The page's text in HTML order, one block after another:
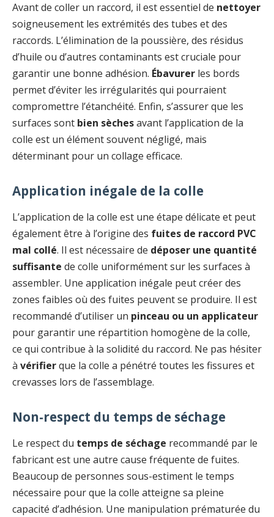
Avant de coller un raccord, il est essentiel de nettoyer
soigneusement les extrémités des tubes et des
raccords. L’élimination de la poussière, des résidus
d’huile ou d’autres contaminants est cruciale pour
garantir une bonne adhésion. Ébavurer les bords
permet d’éviter les irrégularités qui pourraient
compromettre l’étanchéité. Enfin, s’assurer que les
surfaces sont bien sèchesavant l’application de la
colle est un élément souvent négligé, mais
déterminant pour un collage efficace.
Application inégale de la colle
L’application de la colle est une étape délicate et peut
également être à l’origine des fuites de raccord PVC
mal collé. Il est nécessaire de déposer une quantité
suffisante de colle uniformément sur les surfaces à
assembler. Une application inégale peut créer des
zones faibles où des fuites peuvent se produire. Il est
recommandé d’utiliser un pinceau ou un applicateur
pour garantir une répartition homogène de la colle,
ce qui contribue à la solidité du raccord. Ne pas hésiter
à vérifierque la colle a pénétré toutes les fissures et
crevasses lors de l’assemblage.
Non-respect du temps de séchage
Le respect du temps de séchage recommandé par le
fabricant est une autre cause fréquente de fuites.
Beaucoup de personnes sous-estiment le temps
nécessaire pour que la colle atteigne sa pleine
capacité d’adhésion. Une manipulation prématurée du